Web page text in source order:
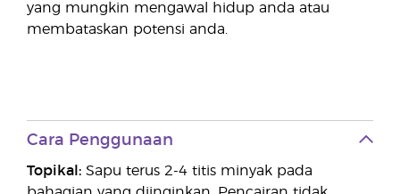
yang mungkin mengawal hidup anda atau
membataskan potensi anda.
Cara Penggunaan
Topikal: Sapu terus 2-4 titis minyak pada